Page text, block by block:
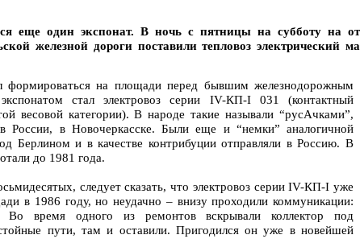
еще один экспонат. В ночь с пятницы на субботу на
железной дороги поставили тепловоз
на площади перед бывшим железнодорожным
стал электровоз серии IV-КП-I 031 (контактный
весовой категории). В народе такие называли “русАчками”,
России, в Новочеркасске. Были еще и “немки” аналогичной
Берлином и в качестве контрибуции отправляли в Россию. В
до 1981 года.
следует сказать, что электровоз серии IV-КП-I уже
в 1986 году, но неудачно – внизу проходили коммуникации:
Во время одного из ремонтов вскрывали коллектор под
пути, там и оставили. Пригодился он уже в новейшей